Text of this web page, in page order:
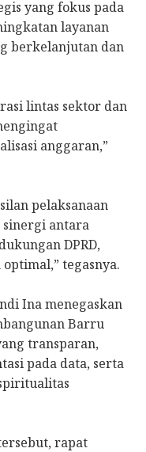
yang fokus pada
layanan
berkelanjutan dan
lintas sektor dan
anggaran,”
pelaksanaan
sinergi antara
DPRD,
tegasnya.
Ina menegaskan
Barru
transparan,
pada data, serta
rapat